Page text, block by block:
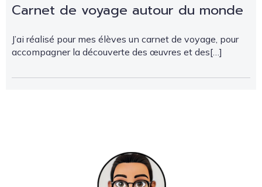
Carnet de voyage autour du monde
J’ai réalisé pour mes élèves un carnet de voyage, pour
accompagner la découverte des œuvres et des[…]